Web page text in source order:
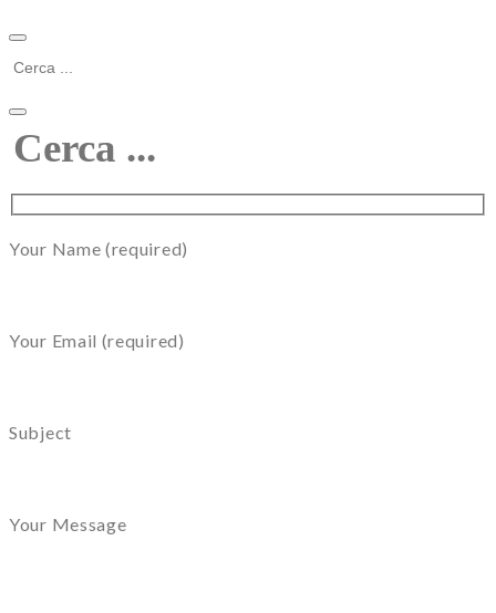
Your Name (required)
Your Email (required)
Subject
Your Message